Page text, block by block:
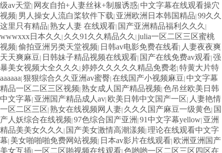
级av天堂| 网友自拍+人妻丝袜+制服诱惑| 中文字幕在线观看操穴
视频| 男人操女人流白桨软件下载| 亚洲欧洲日本韩国精品| 99久久
这里只有精品| 熟女人妻 在线观看| 国产亚洲精品福利久久久 |
wwwxxx日本久久 | 久久91久久精品久久 | julia一区二区三区蜜桃
视频| 偷拍亚洲另类天堂视频| 日韩av电影免费在线看| 人妻夜夜爽
天天爽麻豆 | 日韩妹子精品视频在线观看| 国产在线免费av观看| 强
暴美女视频大全久久久 | 婷婷久久久久久精品免费老| 特黄大片特
aaaaaa| 狠狠综合久久亚洲av蜜臀| 在线国产小视频麻豆 | 中文字幕
精品一区二区三区视频| 熟女成人国产精品视频| 色吊丝欧美日韩
中文字幕| 亚洲国产精品成人av| 欧美日韩中文国产一区| 人妻艳情
一区二区三区| 熟女在线视频网人妻| 久久久国产麻豆一级黄色| 国
产人妖综合在线视频| 97色综合国产亚洲 | 91中文字幕yellow| 亚洲
精品美美女久久久 | 国产美女激情高潮漾频| 理论在线观看中文字
幕| 美女啪啪啪免费网站视频| 日本av影片在线观看| 欧洲亚洲国产
美女互插| 一区二区啪视频在线观看| 色哟哟一区二区三区四区在